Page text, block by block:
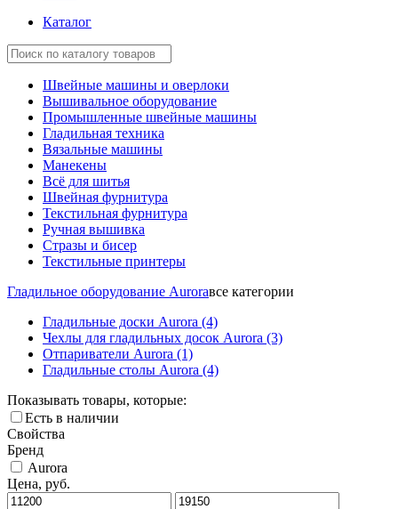
Каталог
Швейные машины и оверлоки
Вышивальное оборудование
Промышленные швейные машины
Гладильная техника
Вязальные машины
Манекены
Всё для шитья
Швейная фурнитура
Текстильная фурнитура
Ручная вышивка
Стразы и бисер
Текстильные принтеры
Гладильное оборудование Auroraвсе категории
Гладильные доски Aurora (4)
Чехлы для гладильных досок Aurora (3)
Отпариватели Aurora (1)
Гладильные столы Aurora (4)
Показывать товары, которые:
Есть в наличии
Свойства
Бренд
Aurora
Цена, руб.